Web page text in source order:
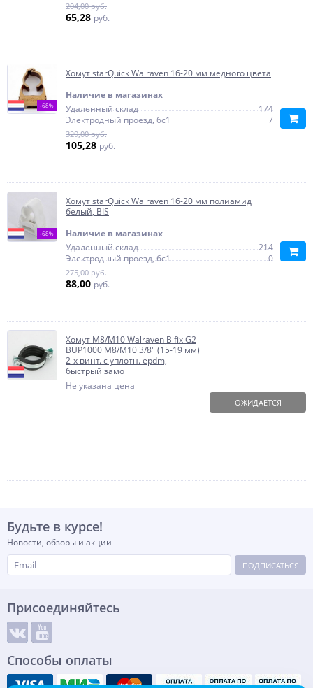
204,00 руб.
65,28 руб.
-68%
Хомут starQuick Walraven 16-20 мм медного цвета
Наличие в магазинах
Удаленный склад
174
Электродный проезд, 6с1
7
329,00 руб.
105,28 руб.
-68%
Хомут starQuick Walraven 16-20 мм полиамид
белый, BIS
Наличие в магазинах
Удаленный склад
214
Электродный проезд, 6с1
0
275,00 руб.
88,00 руб.
Хомут М8/M10 Walraven Bifix G2
BUP1000 М8/М10 3/8" (15-19 мм)
2-х винт. с уплотн. epdm,
быстрый замо
Не указана цена
ОЖИДАЕТСЯ
Будьте в курсе!
Новости, обзоры и акции
ПОДПИСАТЬСЯ
Присоединяйтесь
Способы оплаты